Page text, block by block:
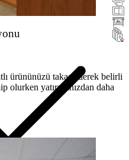
ürününüzü takas ederek belirli
olurken yatırımınızdan daha